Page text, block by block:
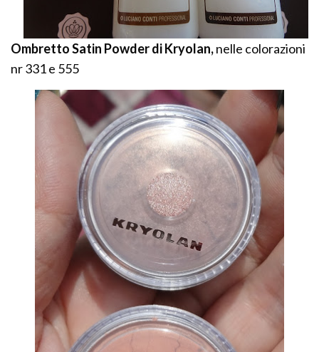
Ombretto Satin Powder di Kryolan,nelle colorazioni
nr 331 e 555